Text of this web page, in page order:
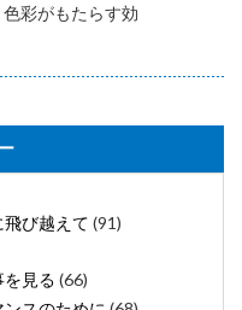
彩がもたらす効
び越えて (91)
見る (66)